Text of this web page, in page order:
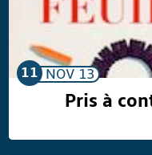
11 NOV 13
Pris à